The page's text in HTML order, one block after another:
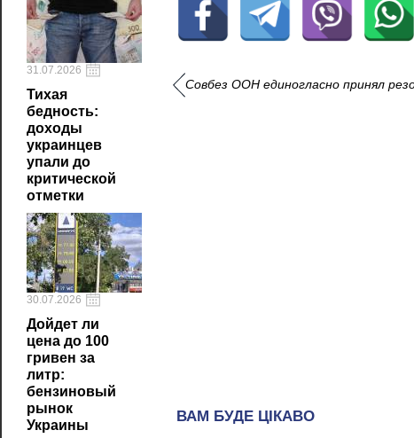
31.07.2026
Тихая
бедность:
доходы
украинцев
упали до
критической
отметки
30.07.2026
Дойдет ли
цена до 100
гривен за
литр:
бензиновый
рынок
Украины
Совбез ООН единогласно принял